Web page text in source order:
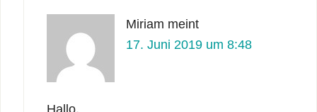
Miriam meint
17. Juni 2019 um 8:48
Hallo,